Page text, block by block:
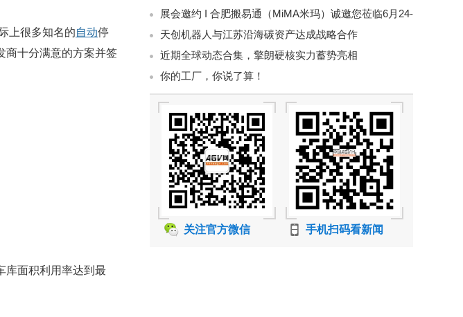
上很多知名的自动停
商十分满意的方案并签
库面积利用率达到最
展会邀约 I 合肥搬易通（MiMA米玛）诚邀您莅临6月24-
26日亚洲物流双年展，共探智慧仓储新未来！
天创机器人与江苏沿海碳资产达成战略合作
近期全球动态合集，擎朗硬核实力蓄势亮相
你的工厂，你说了算！
关注官方微信 手机扫码看新闻